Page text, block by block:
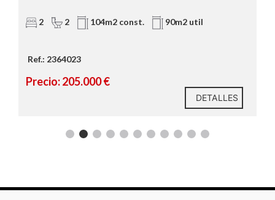
2 2 104m2 const. 90m2 util
Ref.: 2364023
Precio: 205.000 €
DETALLES